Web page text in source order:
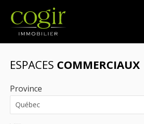
Emplois
ESPACES COMMERCIAUX
Province